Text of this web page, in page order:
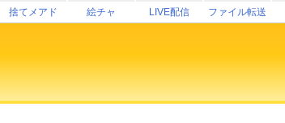
捨てメアド 絵チャ LIVE配信 ファイル転送